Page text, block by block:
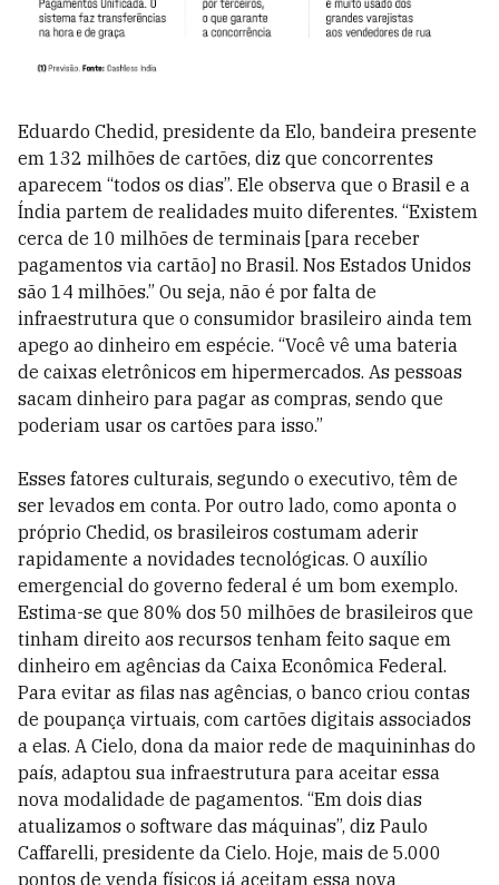
Eduardo Chedid, presidente da Elo, bandeira presente
em 132 milhões de cartões, diz que concorrentes
aparecem “todos os dias”. Ele observa que o Brasil e a
Índia partem de realidades muito diferentes. “Existem
cerca de 10 milhões de terminais [para receber
pagamentos via cartão] no Brasil. Nos Estados Unidos
são 14 milhões.” Ou seja, não é por falta de
infraestrutura que o consumidor brasileiro ainda tem
apego ao dinheiro em espécie. “Você vê uma bateria
de caixas eletrônicos em hipermercados. As pessoas
sacam dinheiro para pagar as compras, sendo que
poderiam usar os cartões para isso.”
Esses fatores culturais, segundo o executivo, têm de
ser levados em conta. Por outro lado, como aponta o
próprio Chedid, os brasileiros costumam aderir
rapidamente a novidades tecnológicas. O auxílio
emergencial do governo federal é um bom exemplo.
Estima-se que 80% dos 50 milhões de brasileiros que
tinham direito aos recursos tenham feito saque em
dinheiro em agências da Caixa Econômica Federal.
Para evitar as filas nas agências, o banco criou contas
de poupança virtuais, com cartões digitais associados
a elas. A Cielo, dona da maior rede de maquininhas do
país, adaptou sua infraestrutura para aceitar essa
nova modalidade de pagamentos. “Em dois dias
atualizamos o software das máquinas”, diz Paulo
Caffarelli, presidente da Cielo. Hoje, mais de 5.000
pontos de venda físicos já aceitam essa nova